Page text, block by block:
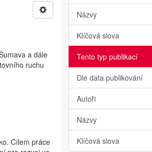
a dále
ruchu
Cílem práce
Názvy
Klíčová slova
Tento typ publikací
Dle data publikování
Autoři
Názvy
Klíčová slova